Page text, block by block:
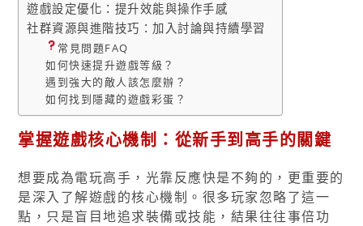
遊戲設定優化：提升效能與操作手感
社群資源與進階技巧：加入討論與持續學習
常見問題FAQ
如何快速提升遊戲等級？
遇到強大的敵人該怎麼辦？
如何找到隱藏的遊戲彩蛋？
掌握遊戲核心機制：從新手到高手的關鍵
想要成為電玩高手，光靠反應快是不夠的，更重要的
是深入了解遊戲的核心機制。很多玩家忽略了這一
點，只是盲目地追求裝備或技能，結果往往事倍功